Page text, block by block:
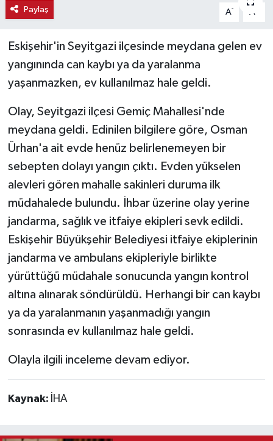
Paylaş A- A
Eskişehir'in Seyitgazi ilçesinde meydana gelen ev
yangınında can kaybı ya da yaralanma
yaşanmazken, ev kullanılmaz hale geldi.
Olay, Seyitgazi ilçesi Gemiç Mahallesi'nde
meydana geldi. Edinilen bilgilere göre, Osman
Ürhan'a ait evde henüz belirlenemeyen bir
sebepten dolayı yangın çıktı. Evden yükselen
alevleri gören mahalle sakinleri duruma ilk
müdahalede bulundu. İhbar üzerine olay yerine
jandarma, sağlık ve itfaiye ekipleri sevk edildi.
Eskişehir Büyükşehir Belediyesi itfaiye ekiplerinin
jandarma ve ambulans ekipleriyle birlikte
yürüttüğü müdahale sonucunda yangın kontrol
altına alınarak söndürüldü. Herhangi bir can kaybı
ya da yaralanmanın yaşanmadığı yangın
sonrasında ev kullanılmaz hale geldi.
Olayla ilgili inceleme devam ediyor.
Kaynak: İHA
Gündem
Haber
Kültür-Sanat
Magazin
Resmi İlanlar
Sağlık
Seri İlan
Siyaset
Spor
Vasıta